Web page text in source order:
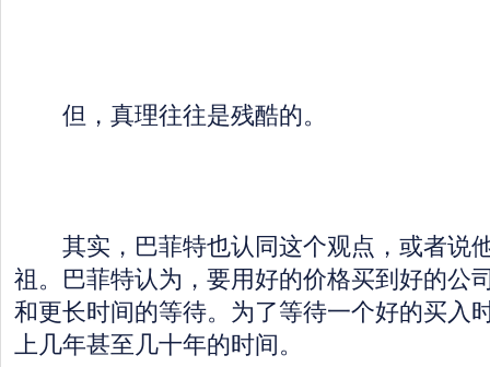
但，真理往往是残酷的。
其实，巴菲特也认同这个观点，或者说
祖。巴菲特认为，要用好的价格买到好的公
和更长时间的等待。为了等待一个好的买入
上几年甚至几十年的时间。